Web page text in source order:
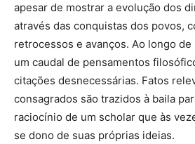
apesar de mostrar a evolução dos
através das conquistas dos povos,
retrocessos e avanços. Ao longo
um caudal de pensamentos
citações desnecessárias. Fatos
consagrados são trazidos à baila
raciocínio de um scholar que às
se dono de suas próprias ideias.